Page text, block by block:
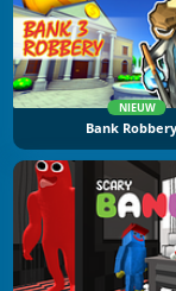
NIEUW
Bank